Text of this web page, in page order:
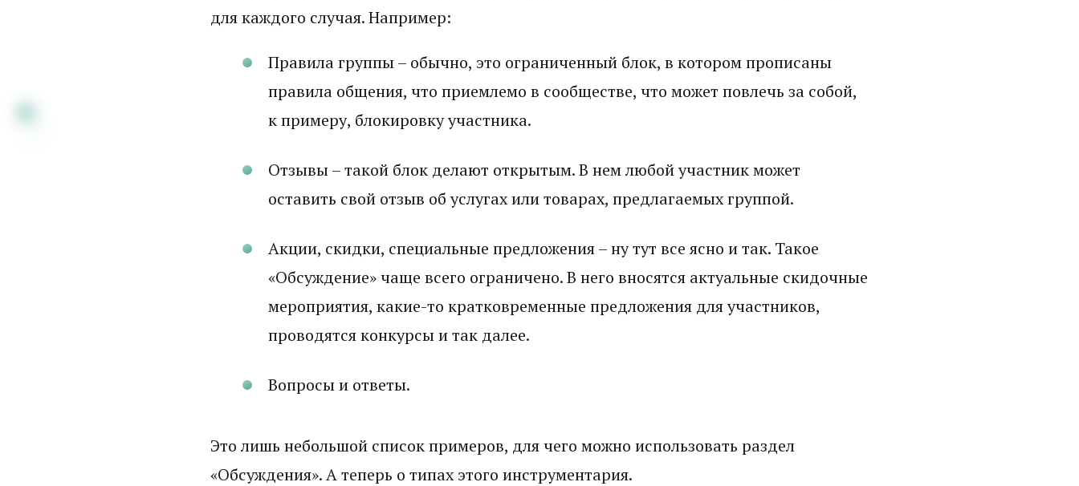
для каждого случая. Например:
Правила группы – обычно, это ограниченный блок, в котором прописаны
правила общения, что приемлемо в сообществе, что может повлечь за собой,
к примеру, блокировку участника.
Отзывы – такой блок делают открытым. В нем любой участник может
оставить свой отзыв об услугах или товарах, предлагаемых группой.
Акции, скидки, специальные предложения – ну тут все ясно и так. Такое
«Обсуждение» чаще всего ограничено. В него вносятся актуальные скидочные
мероприятия, какие-то кратковременные предложения для участников,
проводятся конкурсы и так далее.
Вопросы и ответы.
Это лишь небольшой список примеров, для чего можно использовать раздел
«Обсуждения». А теперь о типах этого инструментария.